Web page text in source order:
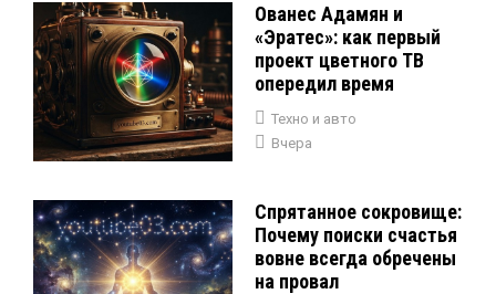
Ованес Адамян и
«Эратес»: как первый
проект цветного ТВ
опередил время
Техно и авто
Вчера
Спрятанное сокровище:
Почему поиски счастья
вовне всегда обречены
на провал